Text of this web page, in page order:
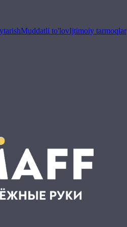
Muddatli to'lovIjtimoiy tarmoqlar